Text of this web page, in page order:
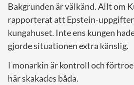
Bakgrunden är välkänd. Allt om
rapporterat att Epstein-
kungahuset. Inte ens kungen
gjorde situationen extra känslig.
I monarkin är kontroll och
här skakades båda.